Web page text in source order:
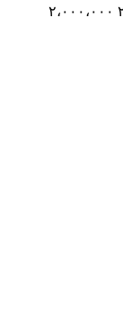
۲،۰۰۰،۰۰۰